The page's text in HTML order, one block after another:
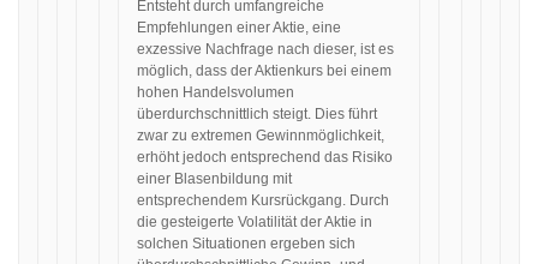
Entsteht durch umfangreiche
Empfehlungen einer Aktie, eine
exzessive Nachfrage nach dieser, ist es
möglich, dass der Aktienkurs bei einem
hohen Handelsvolumen
überdurchschnittlich steigt. Dies führt
zwar zu extremen Gewinnmöglichkeit,
erhöht jedoch entsprechend das Risiko
einer Blasenbildung mit
entsprechendem Kursrückgang. Durch
die gesteigerte Volatilität der Aktie in
solchen Situationen ergeben sich